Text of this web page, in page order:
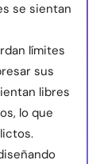
se sientan
límites
sus
libres
lo que